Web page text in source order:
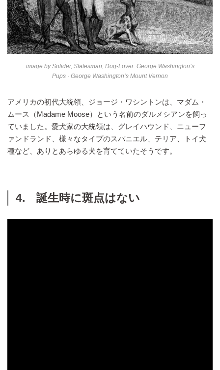
image bySolider, Statesman, Dog-Lover: George Washington’s
Pups · George Washington’s Mount Vernon
アメリカの初代大統領、ジョージ・ワシントンは、マダム・
ムース（Madame Moose）という名前のダルメシアンを飼っ
ていました。愛犬家の大統領は、グレイハウンド、ニューフ
ァンドランド、様々なタイプのスパニエル、テリア、トイ犬
種など、ありとあらゆる犬を育てていたそうです。
4. 誕生時に斑点はない